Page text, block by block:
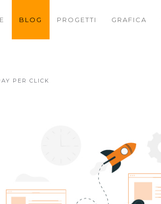
BLOG PROGETTI GRAFICA
PER CLICK